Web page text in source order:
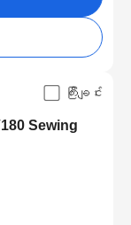
ကြီးချင်း
Sewing